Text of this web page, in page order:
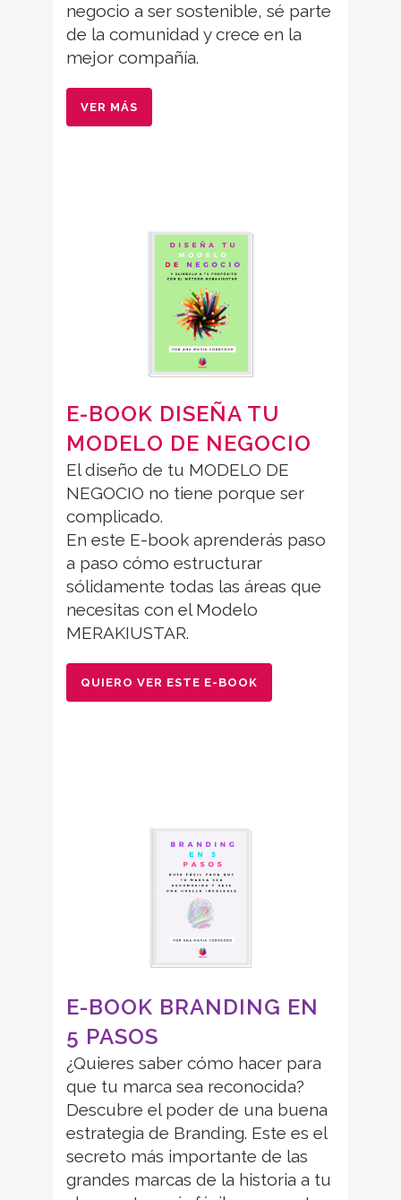
negocio a ser sostenible, sé parte
de la comunidad y crece en la
mejor compañía.
VER MÁS
E-BOOK DISEÑA TU
MODELO DE NEGOCIO
El diseño de tu MODELO DE
NEGOCIO no tiene porque ser
complicado.
En este E-book aprenderás paso
a paso cómo estructurar
sólidamente todas las áreas que
necesitas con el Modelo
MERAKIUSTAR.
QUIERO VER ESTE E-BOOK
E-BOOK BRANDING EN
5 PASOS
¿Quieres saber cómo hacer para
que tu marca sea reconocida?
Descubre el poder de una buena
estrategia de Branding. Este es el
secreto más importante de las
grandes marcas de la historia a tu